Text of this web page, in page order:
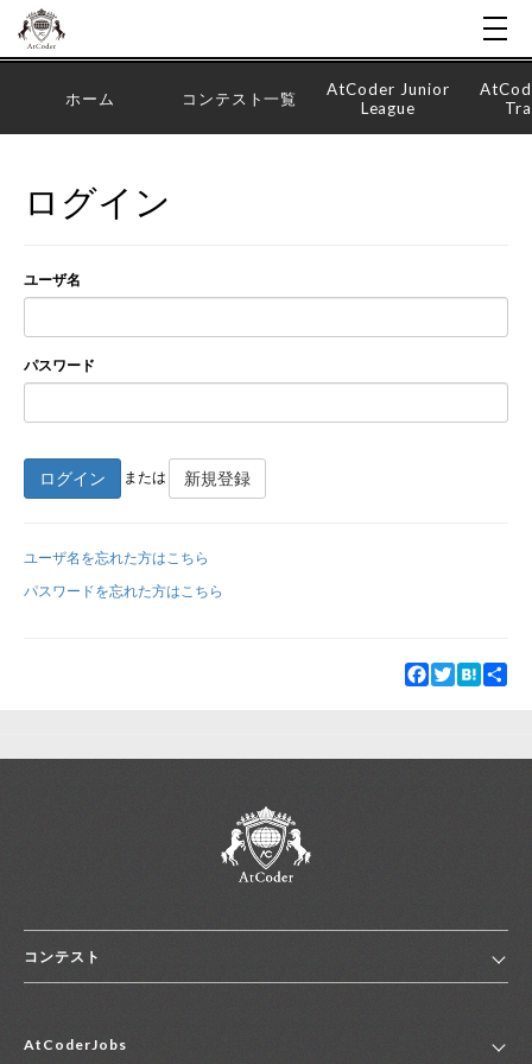
新規登録
ホーム コンテスト一覧
AtCoder Junior
League
ログイン
ユーザ名
パスワード
ログイン または 新規登録
ユーザ名を忘れた方はこちら
パスワードを忘れた方はこちら
Facebook
TwitterHatena
コンテスト
コンテスト一覧
AtCoderJobs